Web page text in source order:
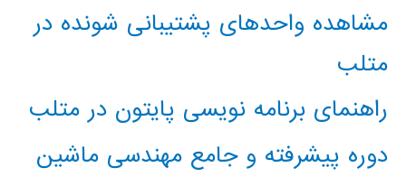
مشاهده واحدهای پشتیبانی شونده در
متلب
راهنمای برنامه نویسی پایتون در متلب
دوره پیشرفته و جامع مهندسی ماشین